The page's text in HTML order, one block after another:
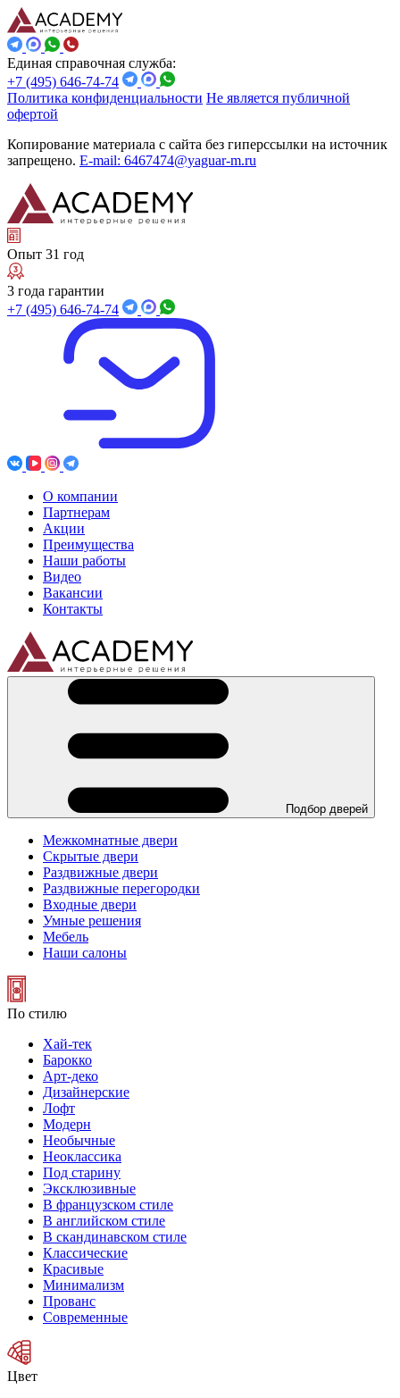
Единая справочная служба:
+7 (495) 646-74-74
Политика конфиденциальности Не является публичной
офертой
Копирование материала с сайта без гиперссылки на источник
запрещено. E-mail: 6467474@yaguar-m.ru
Опыт 31 год
3 года гарантии
+7 (495) 646-74-74
О компании
Партнерам
Акции
Преимущества
Наши работы
Видео
Вакансии
Контакты
Подбор дверей
Межкомнатные двери
Скрытые двери
Раздвижные двери
Раздвижные перегородки
Входные двери
Умные решения
Мебель
Наши салоны
По стилю
Хай-тек
Барокко
Арт-деко
Дизайнерские
Лофт
Модерн
Необычные
Неоклассика
Под старину
Эксклюзивные
В французском стиле
В английском стиле
В скандинавском стиле
Классические
Красивые
Минимализм
Прованс
Современные
Цвет